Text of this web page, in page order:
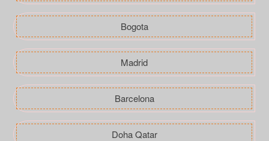
Bogota
Madrid
Barcelona
Doha Qatar